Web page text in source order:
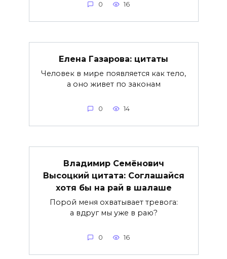
0 16
Елена Газарова: цитаты
Человек в мире появляется как тело,
а оно живет по законам
0 14
Владимир Семёнович
Высоцкий цитата: Соглашайся
хотя бы на рай в шалаше
Порой меня охватывает тревога:
а вдруг мы уже в раю?
0 16